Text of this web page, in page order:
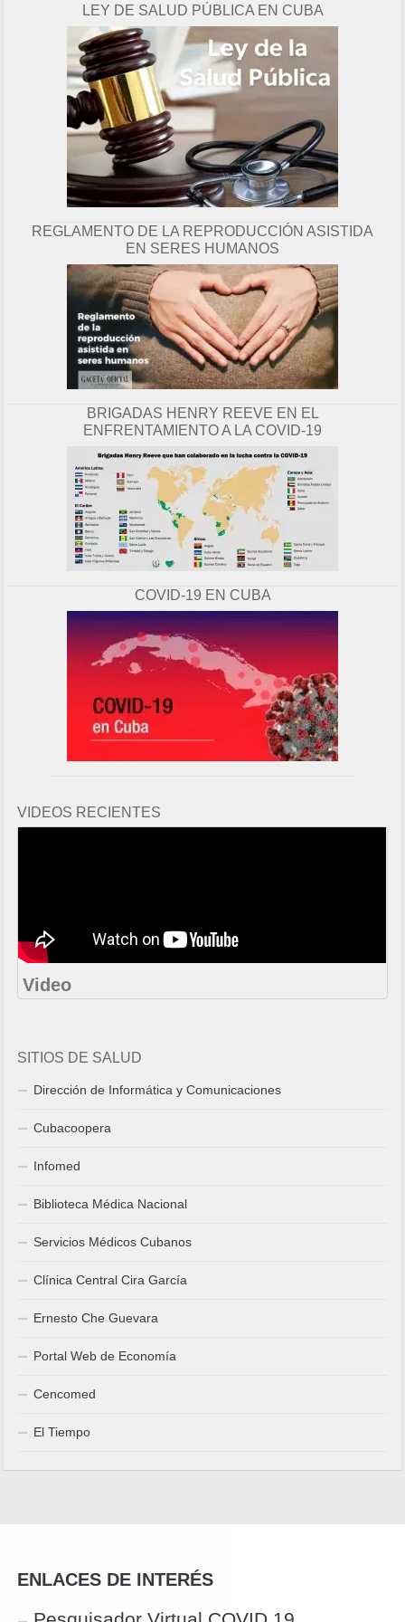
g
i
n
a
LEY DE SALUD PÚBLICA EN CUBA
REGLAMENTO DE LA REPRODUCCIÓN ASISTIDA
EN SERES HUMANOS
BRIGADAS HENRY REEVE EN EL
ENFRENTAMIENTO A LA COVID-19
COVID-19 EN CUBA
VIDEOS RECIENTES
Video
SITIOS DE SALUD
Dirección de Informática y Comunicaciones
Cubacoopera
Infomed
Biblioteca Médica Nacional
Servicios Médicos Cubanos
Clínica Central Cira García
Ernesto Che Guevara
Portal Web de Economía
Cencomed
El Tiempo
ENLACES DE INTERÉS